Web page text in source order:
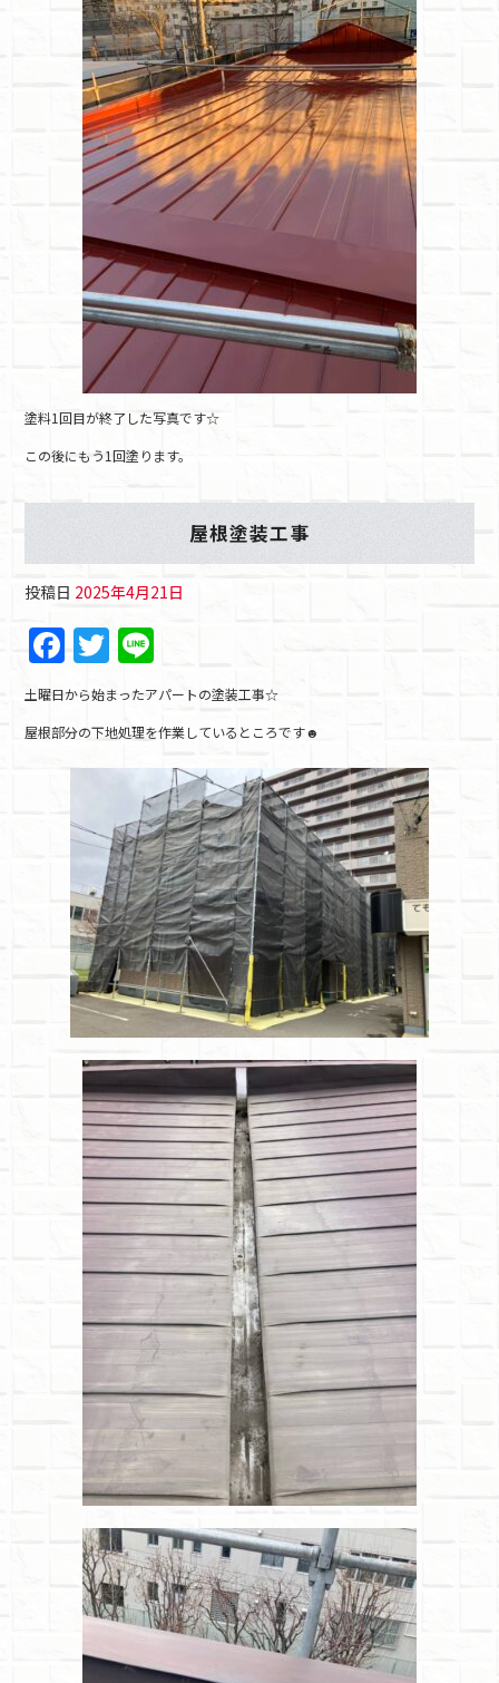
塗料1回目が終了した写真です☆
この後にもう1回塗ります。
屋根塗装工事
投稿日 2025年4月21日
F
a
c
e
o
o
k
T
w
itt
er
n
e
土曜日から始まったアパートの塗装工事☆
屋根部分の下地処理を作業しているところです☻